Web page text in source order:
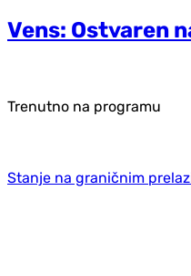
Vens: Ostvaren
Trenutno na programu
Stanje na graničnim